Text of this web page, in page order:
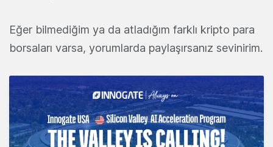
Eğer bilmediğim ya da atladığım farklı kripto para
borsaları varsa, yorumlarda paylaşırsanız sevinirim.